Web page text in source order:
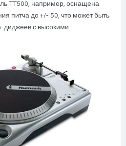
TT500, например, оснащена
питча до +/- 50, что может быть
диджеев с высокими